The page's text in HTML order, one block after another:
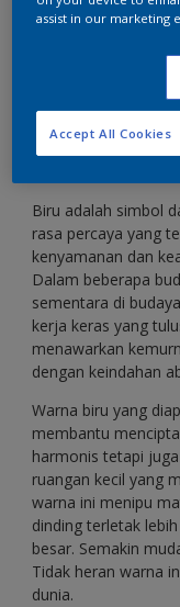
Musik
Biru adalah simbol
rasa percaya yang
kenyamanan dan
Dalam beberapa
sementara di
kerja keras yang
menawarkan
dengan keindahan
Warna biru yang
membantu
harmonis tetapi
ruangan kecil yang
warna ini menipu
dinding terletak
besar. Semakin
Tidak heran warna
dunia.
assist in our marketing
Accept All Cookies